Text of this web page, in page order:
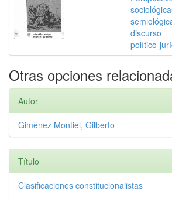
discurso
político-
Otras opciones
Autor
Giménez Montiel, Gilberto
Título
Clasificaciones constitucionalistas